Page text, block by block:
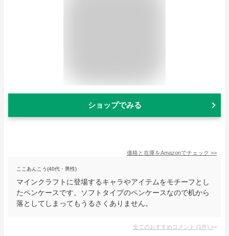
ショップでみる
価格と在庫をAmazonでチェック >>
ここあんこう(40代・男性)
マインクラフトに登場するキャラやアイテムをモチーフとし
たペンケースです。ソフトタイプのペンケースなので机から
落としてしまってもうるさくありません。
全てのおすすめコメント (1件) >